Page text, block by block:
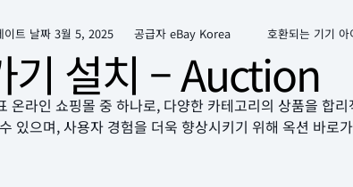
이트 날짜 3월 5, 2025 공급자 eBay Korea 호환되는 기기 아
기 설치 – Auction
라인 쇼핑몰 중 하나로, 다양한 카테고리의 상품을 합
있으며, 사용자 경험을 더욱 향상시키기 위해 옥션 바로